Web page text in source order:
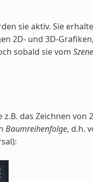
sie aktiv. Sie
2D- und 3D-
sobald sie vom
das Zeichnen von
Baumreihenfolge, d.h.